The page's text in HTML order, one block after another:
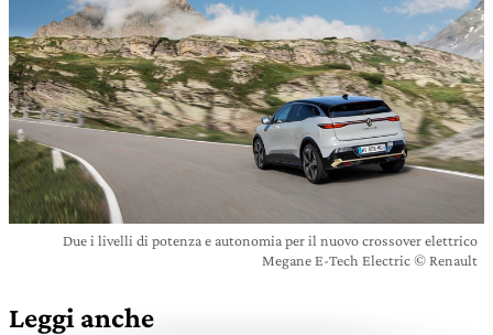
Due i livelli di potenza e autonomia per il nuovo crossover elettrico
Megane E-Tech Electric © Renault
Leggi anche